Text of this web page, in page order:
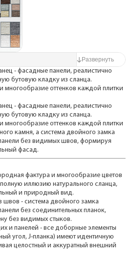
- фасадные панели, реалистично
бутовую кладку из сланца.
многообразие оттенков каждой плитки
- фасадные панели, реалистично
бутовую кладку из сланца.
многообразие оттенков каждой плитки
камня, а система двойного замка
без видимых швов, формируя
фасад.
фактура и многообразие цветов
иллюзию натурального сланца,
и природный вид.
швов - система двойного замка
без соединительных планок,
без видимых стыков.
и панелей - все доборные элементы
угол, J-планка) имеют идентичную
целостный и аккуратный внешний